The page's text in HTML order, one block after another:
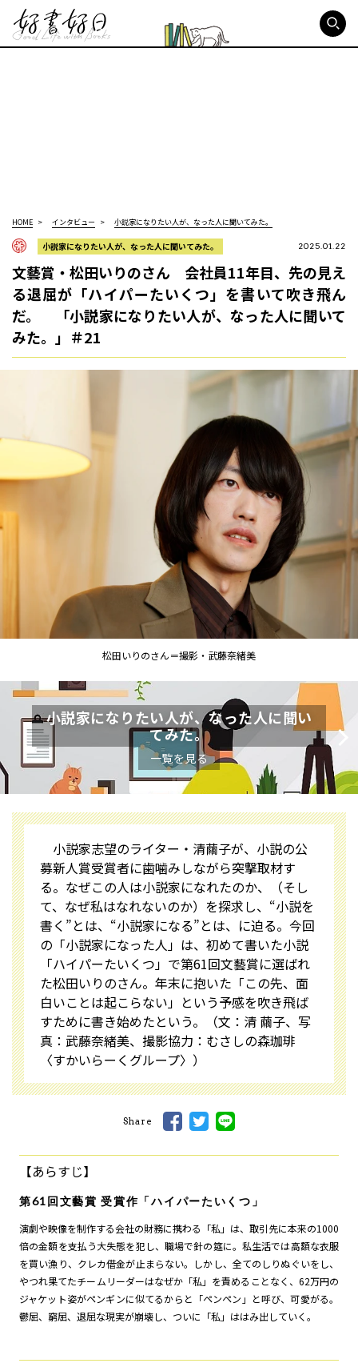
HOME インタビュー 小説家になりたい人が、なった人に聞いてみた。
小説家になりたい人が、なった人に聞いてみた。 2025.01.22
文藝賞・松田いりのさん 会社員11年目、先の見え
る退屈が「ハイパーたいくつ」を書いて吹き飛ん
だ。 「小説家になりたい人が、なった人に聞いて
みた。」＃21
松田いりのさん＝撮影・武藤奈緒美
小説家になりたい人が、なった人に聞い
てみた。
一覧を見る
小説家志望のライター・清繭子が、小説の公
募新人賞受賞者に歯噛みしながら突撃取材す
る。なぜこの人は小説家になれたのか、（そし
て、なぜ私はなれないのか）を探求し、“小説を
書く”とは、“小説家になる”とは、に迫る。今回
の「小説家になった人」は、初めて書いた小説
「ハイパーたいくつ」で第61回文藝賞に選ばれ
た松田いりのさん。年末に抱いた「この先、面
白いことは起こらない」という予感を吹き飛ば
すために書き始めたという。（文：清 繭子、写
真：武藤奈緒美、撮影協力：むさしの森珈琲
〈すかいらーくグループ〉）
Share
【あらすじ】
第61回文藝賞 受賞作「ハイパーたいくつ」
演劇や映像を制作する会社の財務に携わる「私」は、取引先に本来の1000
倍の金額を支払う大失態を犯し、職場で針の筵に。私生活では高額な衣服
を買い漁り、クレカ借金が止まらない。しかし、全てのしりぬぐいをし、
やつれ果てたチームリーダーはなぜか「私」を責めることなく、62万円の
ジャケット姿がペンギンに似てるからと「ペンペン」と呼び、可愛がる。
鬱屈、窮屈、退屈な現実が崩壊し、ついに「私」ははみ出していく――。